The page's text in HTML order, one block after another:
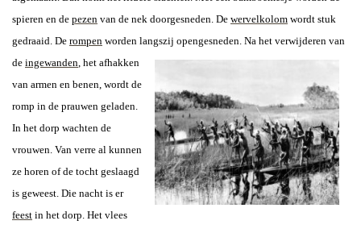
spieren en de pezen van de nek doorgesneden. De wervelkolom wordt stuk
gedraaid. De rompen worden langszij opengesneden. Na het verwijderen van
de ingewanden , het afhakken
van armen en benen, wordt de
romp in de prauwen geladen.
In het dorp wachten de
vrouwen. Van verre al kunnen
ze horen of de tocht geslaagd
is geweest. Die nacht is er
feest in het dorp. Het vlees